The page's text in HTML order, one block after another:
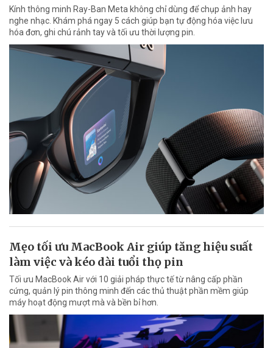
Kính thông minh Ray-Ban Meta không chỉ dùng để chụp ảnh hay
nghe nhạc. Khám phá ngay 5 cách giúp bạn tự động hóa việc lưu
hóa đơn, ghi chú rảnh tay và tối ưu thời lượng pin.
Mẹo tối ưu MacBook Air giúp tăng hiệu suất
làm việc và kéo dài tuổi thọ pin
Tối ưu MacBook Air với 10 giải pháp thực tế từ nâng cấp phần
cứng, quản lý pin thông minh đến các thủ thuật phần mềm giúp
máy hoạt động mượt mà và bền bỉ hơn.